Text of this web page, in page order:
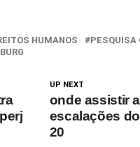
HUMANOS PESQUISA
UP NEXT
onde assistir
escalações
20